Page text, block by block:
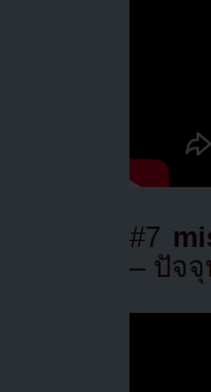
#7
– ปัจ